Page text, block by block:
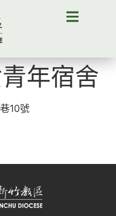
年宿舍
10號